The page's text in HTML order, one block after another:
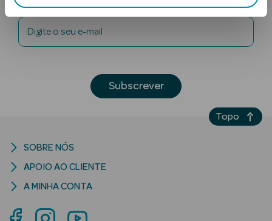
Rosto
Lábios
Digite o seu e-mail
Subscrever
SOBRE NÓS
APOIO AO CLIENTE
A MINHA CONTA
Topo